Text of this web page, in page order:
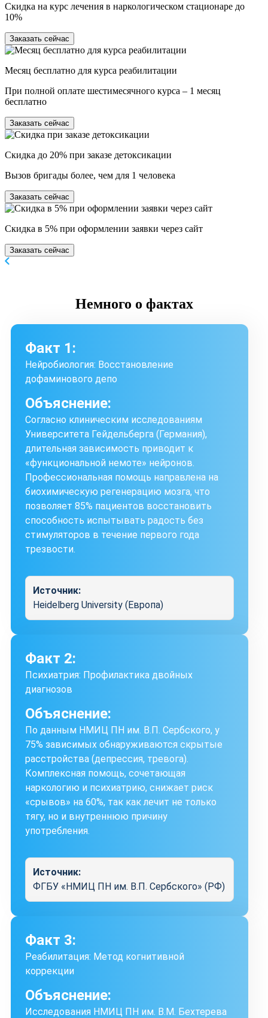
Скидка на курс лечения в наркологическом стационаре до
10%
Заказать сейчас
Месяц бесплатно для курса реабилитации
При полной оплате шестимесячного курса – 1 месяц
бесплатно
Заказать сейчас
Скидка до 20% при заказе детоксикации
Вызов бригады более, чем для 1 человека
Заказать сейчас
Скидка в 5% при оформлении заявки через сайт
Заказать сейчас
Немного о фактах
Факт 1:
Нейробиология: Восстановление
дофаминового депо
Объяснение:
Согласно клиническим исследованиям
Университета Гейдельберга (Германия),
длительная зависимость приводит к
«функциональной немоте» нейронов.
Профессиональная помощь направлена на
биохимическую регенерацию мозга, что
позволяет 85% пациентов восстановить
способность испытывать радость без
стимуляторов в течение первого года
трезвости.
Источник:
Heidelberg University (Европа)
Факт 2:
Психиатрия: Профилактика двойных
диагнозов
Объяснение:
По данным НМИЦ ПН им. В.П. Сербского, у
75% зависимых обнаруживаются скрытые
расстройства (депрессия, тревога).
Комплексная помощь, сочетающая
наркологию и психиатрию, снижает риск
«срывов» на 60%, так как лечит не только
тягу, но и внутреннюю причину
употребления.
Источник:
ФГБУ «НМИЦ ПН им. В.П. Сербского» (РФ)
Факт 3:
Реабилитация: Метод когнитивной
коррекции
Объяснение:
Исследования НМИЦ ПН им. В.М. Бехтерева